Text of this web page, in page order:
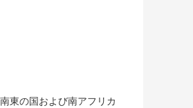
東の国および南アフリカ